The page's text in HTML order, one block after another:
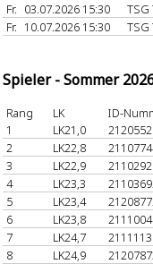
Fr. 03.07.2026 15:30
TSG
Fr. 10.07.2026 15:30 TSG
Spieler - Sommer
Rang LK
ID-
1
LK21,0
2
LK22,8
3
LK22,9
4
LK23,3
5
LK23,4
6
LK23,8
7
LK24,7
8
LK24,9